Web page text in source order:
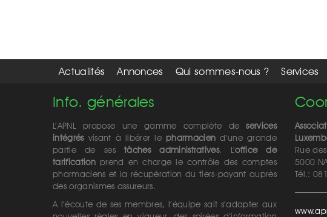
Actualités Annonces Qui sommes-nous ? Services
Info. générales
L’APNL propose une gamme complète deservices
intégrésvisant à libérer lepharmacien d’une grande
partie de sestâches administratives. L’office de
tarificationprend en charge le contrôle des comptes
pharmaciens et la récupération du tiers-payant auprès
des organismes assureurs.
A l’écoute de ses membres, l’équipe sait s’adapter aux
Rue
5000
Tél.: